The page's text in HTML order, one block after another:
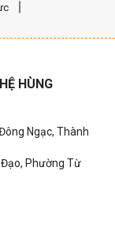
HÙNG
Ngạc, Thành
Đạo, Phường Từ